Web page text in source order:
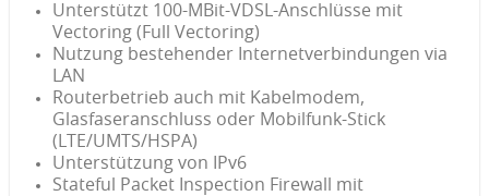
Unterstützt 100-MBit-VDSL-Anschlüsse mit
Vectoring (Full Vectoring)
Nutzung bestehender Internetverbindungen via
LAN
Routerbetrieb auch mit Kabelmodem,
Glasfaseranschluss oder Mobilfunk-Stick
(LTE/UMTS/HSPA)
Unterstützung von IPv6
Stateful Packet Inspection Firewall mit